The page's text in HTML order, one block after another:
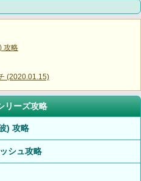
攻略
(2020.01.15)
リーズ攻略
) 攻略
シュ攻略